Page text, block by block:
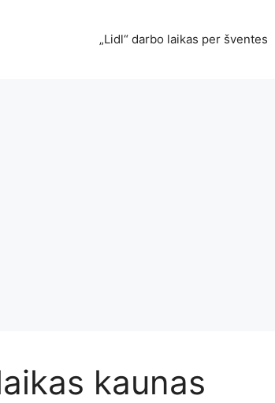
„Lidl“ darbo laikas per šventes
kaunas